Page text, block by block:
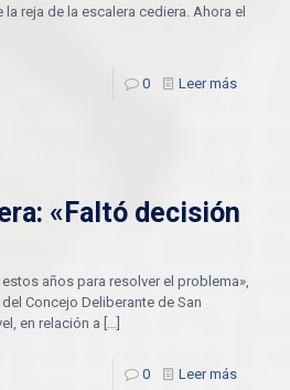
reja de la escalera cediera. Ahora el
0 Leer más
«Faltó decisión
años para resolver el problema»,
Concejo Deliberante de San
en relación a […]
0 Leer más